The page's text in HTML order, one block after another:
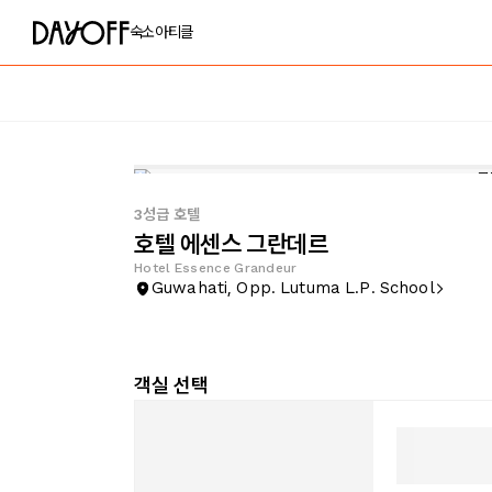
숙소아티클
3성급 호텔
호텔 에센스 그란데르
Hotel Essence Grandeur
Guwahati, Opp. Lutuma L.P. School
객실 선택